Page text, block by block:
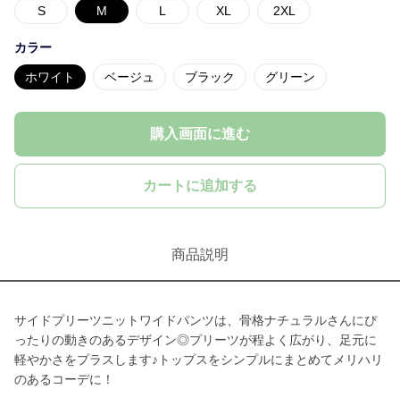
S M L XL 2XL
カラー
ホワイト ベージュ ブラック グリーン
購入画面に進む
カートに追加する
商品説明
サイドプリーツニットワイドパンツは、骨格ナチュラルさんにぴ
ったりの動きのあるデザイン◎プリーツが程よく広がり、足元に
軽やかさをプラスします♪トップスをシンプルにまとめてメリハリ
のあるコーデに！